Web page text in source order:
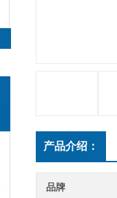
产品介绍：
品牌